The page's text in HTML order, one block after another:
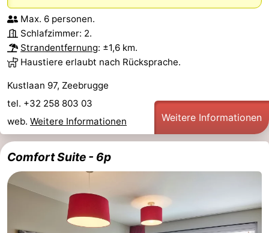
Max. 6 personen.
Schlafzimmer: 2.
Strandentfernung: ±1,6 km.
Haustiere erlaubt nach Rücksprache.
Kustlaan 97, Zeebrugge
tel. +32 258 803 03
web. Weitere Informationen Weitere Informationen
Comfort Suite - 6p